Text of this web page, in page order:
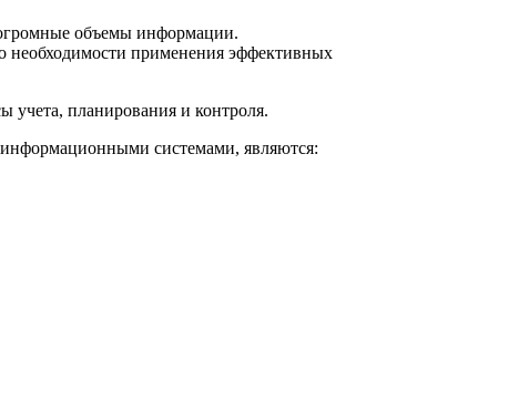
объемы информации.
необходимости применения эффективных
планирования и контроля.
системами, являются: